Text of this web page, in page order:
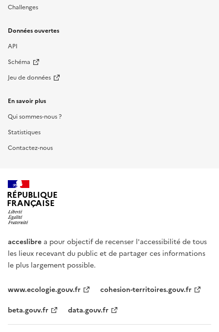
Challenges
Données ouvertes
API
Schéma
Jeu de données
En savoir plus
Qui sommes-nous ?
Statistiques
Contactez-nous
RÉPUBLIQUE
FRANÇAISE
acceslibre a pour objectif de recenser l'accessibilité de tous
les lieux recevant du public et de partager ces informations
le plus largement possible.
www.ecologie.gouv.fr
cohesion-territoires.gouv.fr
beta.gouv.fr
data.gouv.fr